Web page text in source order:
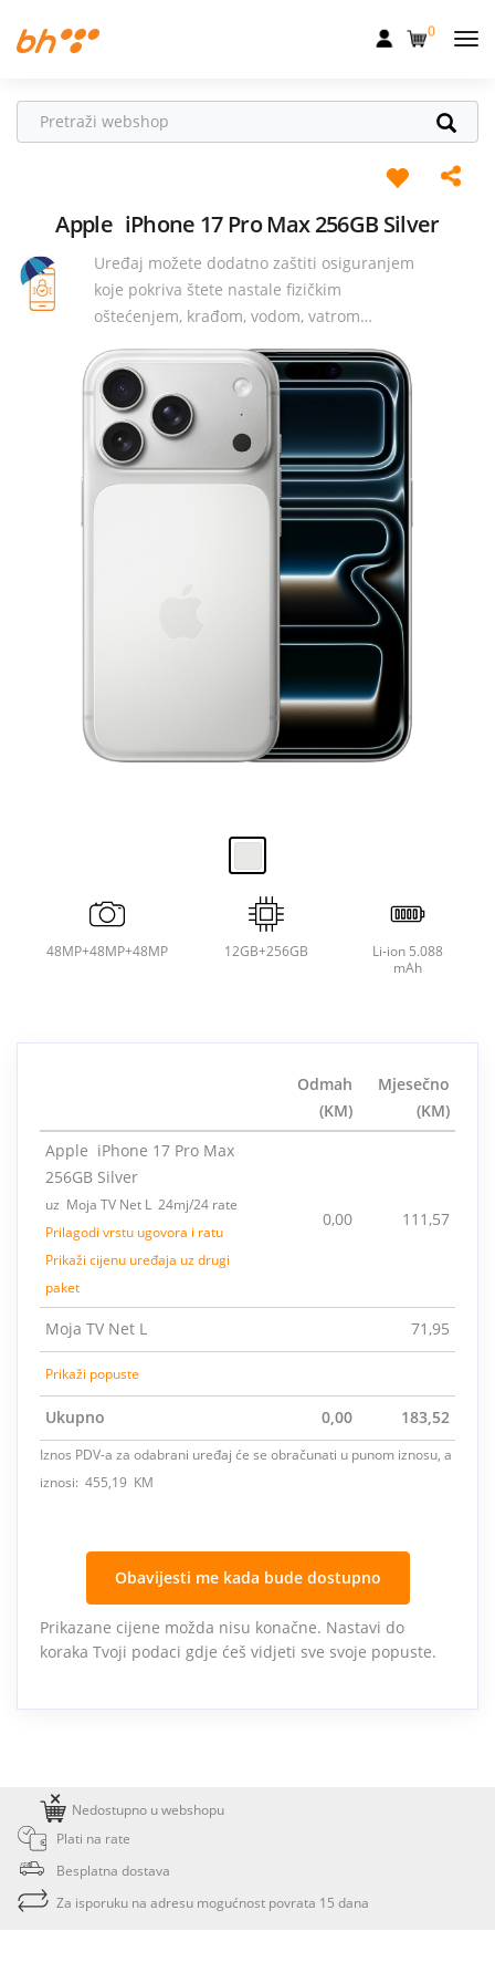
Fiksna
Televizija
Dom
Uređaji
Pogodnosti
0
Apple iPhone 17 Pro Max 256GB Silver
Uređaj možete dodatno zaštiti osiguranjem
koje pokriva štete nastale fizičkim
oštećenjem, krađom, vodom, vatrom…
48MP+48MP+48MP 12GB+256GB
Li-ion 5.088
mAh
Odmah
(KM)
Mjesečno
(KM)
Apple iPhone 17 Pro Max
256GB Silver
uz Moja TV Net L 24mj/24 rate
Prilagodi vrstu ugovora i ratu
Prikaži cijenu uređaja uz drugi
paket
0,00 111,57
Moja TV Net L 71,95
Prikaži popuste
Ukupno 0,00 183,52
Iznos PDV-a za odabrani uređaj će se obračunati u punom iznosu, a
iznosi: 455,19 KM
Obavijesti me kada bude dostupno
Prikazane cijene možda nisu konačne. Nastavi do
koraka Tvoji podaci gdje ćeš vidjeti sve svoje popuste.
Nedostupno u webshopu
Plati na rate
Besplatna dostava
Za isporuku na adresu mogućnost povrata 15 dana